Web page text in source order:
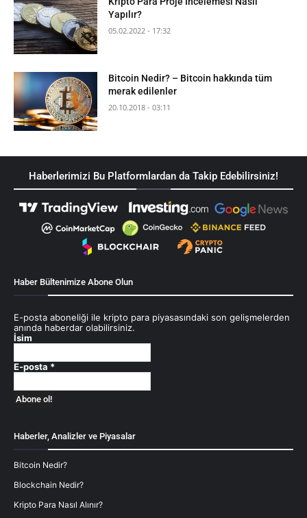
Yapılır?
05.02.2022 - 17:32
Bitcoin Nedir? – Bitcoin hakkında tüm
merak edilenler
20.10.2018 - 03:11
Haberlerimizi Bu Platformlardan da Takip Edebilirsiniz!
Haber Bültenimize Abone Olun
E-posta aboneliği ile kripto para piyasasındaki son gelişmelerden
anında haberdar olabilirsiniz.
İsim
E-posta *
Haberler, Analizler ve Piyasalar
Bitcoin Nedir?
Blockchain Nedir?
Kripto Para Nasıl Alınır?